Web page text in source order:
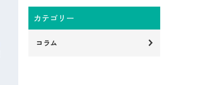
カテゴリー
コラム